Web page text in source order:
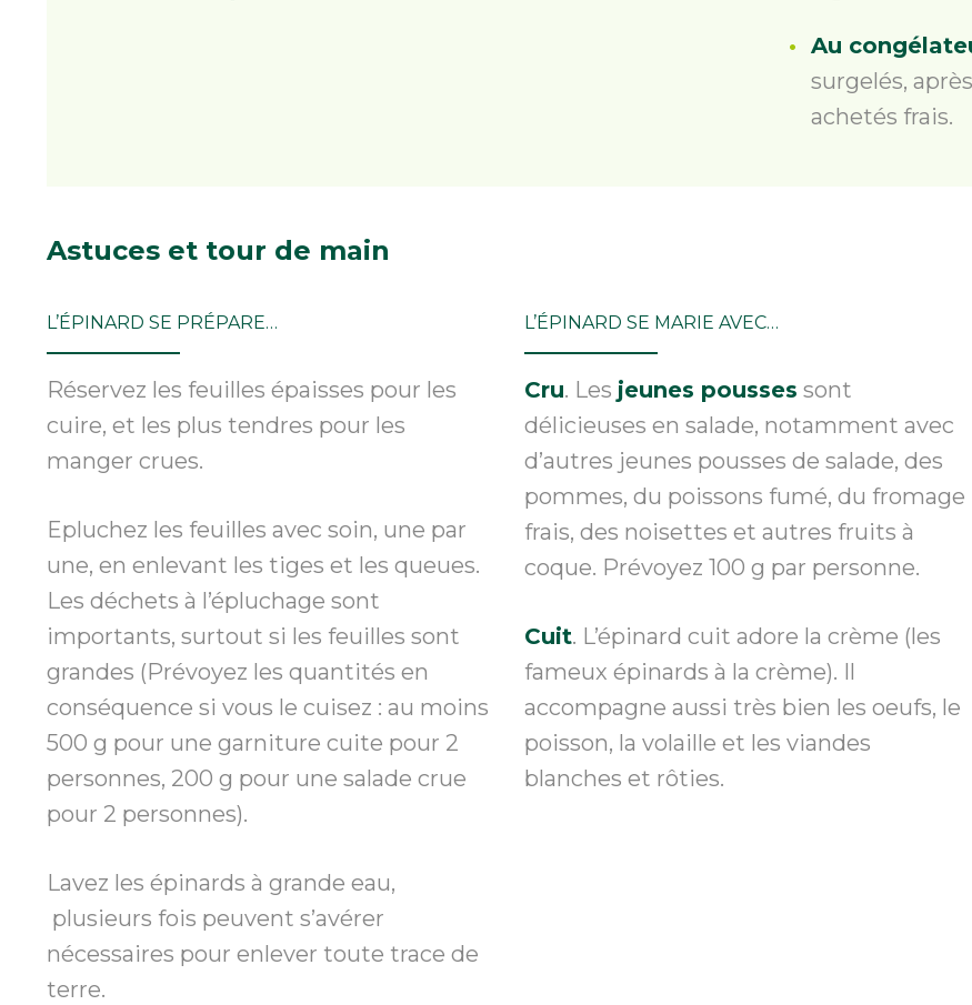
Au
surgelés,
achetés frais.
Astuces et tour de main
L’ÉPINARD SE PRÉPARE…
Réservez les feuilles épaisses pour les
cuire, et les plus tendres pour les
manger crues.
Epluchez les feuilles avec soin, une par
une, en enlevant les tiges et les queues.
Les déchets à l’épluchage sont
importants, surtout si les feuilles sont
grandes (Prévoyez les quantités en
conséquence si vous le cuisez : au moins
500 g pour une garniture cuite pour 2
personnes, 200 g pour une salade crue
pour 2 personnes).
Lavez les épinards à grande eau,
plusieurs fois peuvent s’avérer
nécessaires pour enlever toute trace de
terre.
L’ÉPINARD SE MARIE AVEC…
Cru. Les jeunes pousses sont
délicieuses en salade, notamment avec
d’autres jeunes pousses de salade, des
pommes, du poissons fumé, du fromage
frais, des noisettes et autres fruits à
coque. Prévoyez 100 g par personne.
Cuit. L’épinard cuit adore la crème (les
fameux épinards à la crème). Il
accompagne aussi très bien les oeufs, le
poisson, la volaille et les viandes
blanches et rôties.